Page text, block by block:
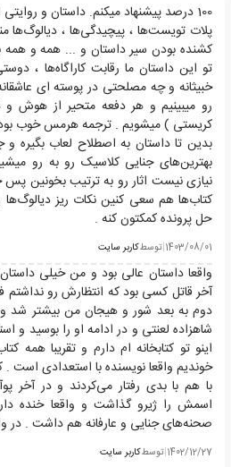
100 درصد پیشنهاد میکنم. داستان و
پلات تویست‌ها ، پیچیدگی‌ها ، دیالوگ‌ها
کشنده بودن سیر داستان و ... همه و همه
تو این داستان ما رقابت کاراگاه‌ها ،
خبیثانه و چه مصلحتی در پوسته ای
رو میبینیم و هر دفعه متحیر از هوش و
کریستی ) میشویم . ترجمه هرمس خوب
بدین تا داستان به اصطلاح لعاب بگیره و
بهترین‌های جنایی کلاسیک رو به رو
نیازی نیست اثار رو به ترتیب بخونین
کتاب‌ها هم سعی کنین نکات ریز دیالوگ‌ها
حل پرونده کمکتون کنه .
1403/08/01
|توسطکاربر سایت
واقعا داستان عالی بود و من خیلی
آخر قاتل کسی بود که انتظارش رو
دوم به بعد شور و هیجان من بیشتر شد
اینو تو کتابخانه ام دارم و تقریبا همه
خوندیم واقعا نویسنده با استعدادی است .
با هم با بدی رفتار می‌کردند و در
اسمش را ژیرو گذاشت و واقعا خنده
صحنه‌های جنایی و عارفانه هم داشت . در
1402/12/27
|توسطکاربر سایت